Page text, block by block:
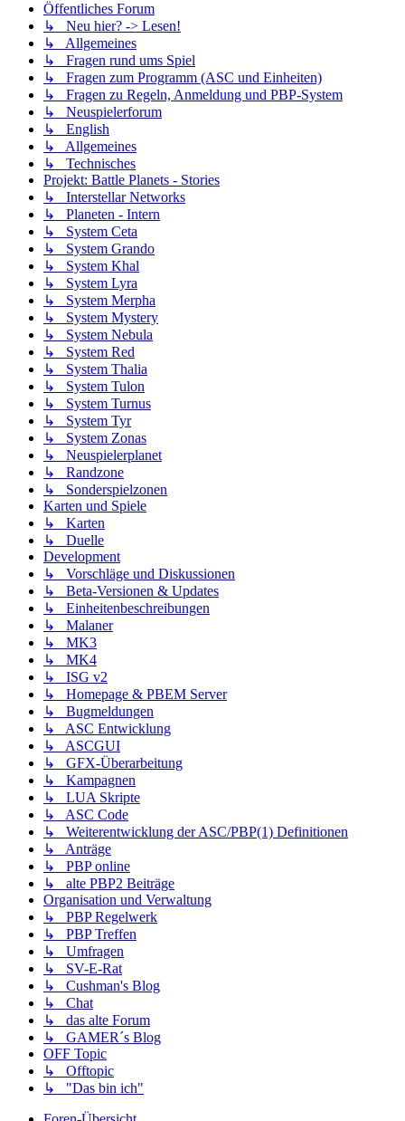
Öffentliches Forum
↳ Neu hier? -> Lesen!
↳ Allgemeines
↳ Fragen rund ums Spiel
↳ Fragen zum Programm (ASC und Einheiten)
↳ Fragen zu Regeln, Anmeldung und PBP-System
↳ Neuspielerforum
↳ English
↳ Allgemeines
↳ Technisches
Projekt: Battle Planets - Stories
↳ Interstellar Networks
↳ Planeten - Intern
↳ System Ceta
↳ System Grando
↳ System Khal
↳ System Lyra
↳ System Merpha
↳ System Mystery
↳ System Nebula
↳ System Red
↳ System Thalia
↳ System Tulon
↳ System Turnus
↳ System Tyr
↳ System Zonas
↳ Neuspielerplanet
↳ Randzone
↳ Sonderspielzonen
Karten und Spiele
↳ Karten
↳ Duelle
Development
↳ Vorschläge und Diskussionen
↳ Beta-Versionen & Updates
↳ Einheitenbeschreibungen
↳ Malaner
↳ MK3
↳ MK4
↳ ISG v2
↳ Homepage & PBEM Server
↳ Bugmeldungen
↳ ASC Entwicklung
↳ ASCGUI
↳ GFX-Überarbeitung
↳ Kampagnen
↳ LUA Skripte
↳ ASC Code
↳ Weiterentwicklung der ASC/PBP(1) Definitionen
↳ Anträge
↳ PBP online
↳ alte PBP2 Beiträge
Organisation und Verwaltung
↳ PBP Regelwerk
↳ PBP Treffen
↳ Umfragen
↳ SV-E-Rat
↳ Cushman's Blog
↳ Chat
↳ das alte Forum
↳ GAMER´s Blog
OFF Topic
↳ Offtopic
↳ "Das bin ich"